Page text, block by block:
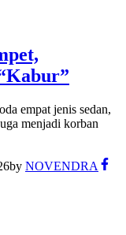
empat jenis sedan,
menjadi korban
by NOVENDRA